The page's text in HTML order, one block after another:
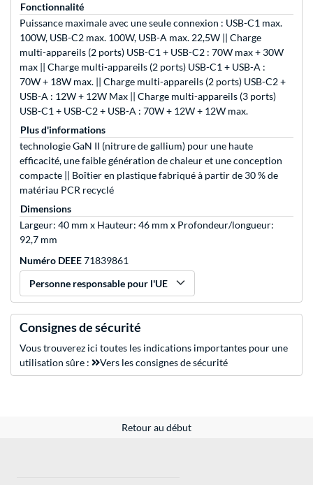
Fonctionnalité
Puissance maximale avec une seule connexion : USB-C1 max.
100W, USB-C2 max. 100W, USB-A max. 22,5W || Charge
multi-appareils (2 ports) USB-C1 + USB-C2 : 70W max + 30W
max || Charge multi-appareils (2 ports) USB-C1 + USB-A :
70W + 18W max. || Charge multi-appareils (2 ports) USB-C2 +
USB-A : 12W + 12W Max || Charge multi-appareils (3 ports)
USB-C1 + USB-C2 + USB-A : 70W + 12W + 12W max.
Plus d'informations
technologie GaN II (nitrure de gallium) pour une haute
efficacité, une faible génération de chaleur et une conception
compacte || Boîtier en plastique fabriqué à partir de 30 % de
matériau PCR recyclé
Dimensions
Largeur: 40 mm x Hauteur: 46 mm x Profondeur/longueur:
92,7 mm
Numéro DEEE71839861
Personne responsable pour l'UE
Consignes de sécurité
Vous trouverez ici toutes les indications importantes pour une
utilisation sûre :
Vers les consignes de sécurité
Retour au début